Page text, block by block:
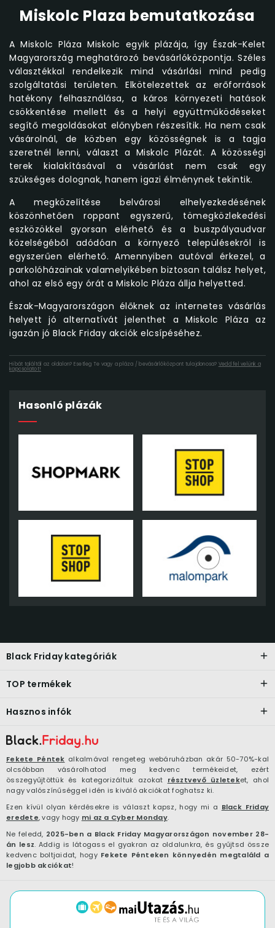
Miskolc Plaza bemutatkozása
A Miskolc Pláza Miskolc egyik plázája, így Észak-Kelet
Magyarország meghatározó bevásárlóközpontja. Széles
választékkal rendelkezik mind vásárlási mind pedig
szolgáltatási területen. Elkötelezettek az erőforrások
hatékony felhasználása, a káros környezeti hatások
csökkentése mellett és a helyi együttműködéseket
segítő megoldásokat előnyben részesítik. Ha nem csak
vásárolnál, de közben egy közösségnek is a tagja
szeretnél lenni, választ a Miskolc Plázát. A közösségi
terek kialakításával a vásárlást nem csak egy
szükséges dolognak, hanem igazi élménynek tekintik.
A megközelítése belvárosi elhelyezkedésének
köszönhetően roppant egyszerű, tömegközlekedési
eszközökkel gyorsan elérhető és a buszpályaudvar
közelségéből adódóan a környező településekről is
egyszerűen elérhető. Amennyiben autóval érkezel, a
parkolóházainak valamelyikében biztosan találsz helyet,
ahol az első egy órát a Miskolc Pláza állja helyetted.
Észak-Magyarországon élőknek az internetes vásárlás
helyett jó alternatívát jelenthet a Miskolc Pláza az
igazán jó Black Friday akciók elcsípéséhez.
Hibát találtál az oldalon? Esetleg Te vagy a pláza / bevásárlóközpont tulajdonosa? Vedd fel velünk a
kapcsolatot!
Hasonló plázák
Fekete Péntek alkalmával rengeteg webáruházban akár 50-70%-kal
olcsóbban vásárolhatod meg kedvenc termékeidet, ezért
összegyűjtöttük és kategorizáltuk azokat résztvevő üzleteket, ahol
nagy valószínűséggel idén is kiváló akciókat foghatsz ki.
Ezen kívül olyan kérdésekre is választ kapsz, hogy mi a Black Friday
eredete, vagy hogy mi az a Cyber Monday.
Ne feledd, 2025-ben a Black Friday Magyarországon november 28-
án lesz. Addig is látogass el gyakran az oldalunkra, és gyűjtsd össze
kedvenc boltjaidat, hogy Fekete Pénteken könnyedén megtaláld a
legjobb akciókat!
Black Friday kategóriák
TOP termékek
Hasznos infók